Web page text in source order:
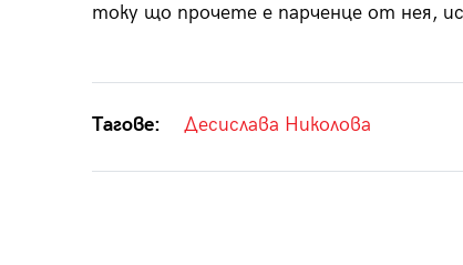
току що прочете е парченце от нея,
Тагове: Десислава Николова